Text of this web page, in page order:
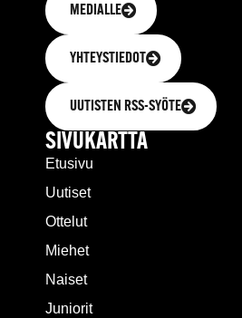
MEDIALLE
YHTEYSTIEDOT
UUTISTEN RSS-SYÖTE
SIVUKARTTA
Etusivu
Uutiset
Ottelut
Miehet
Naiset
Juniorit